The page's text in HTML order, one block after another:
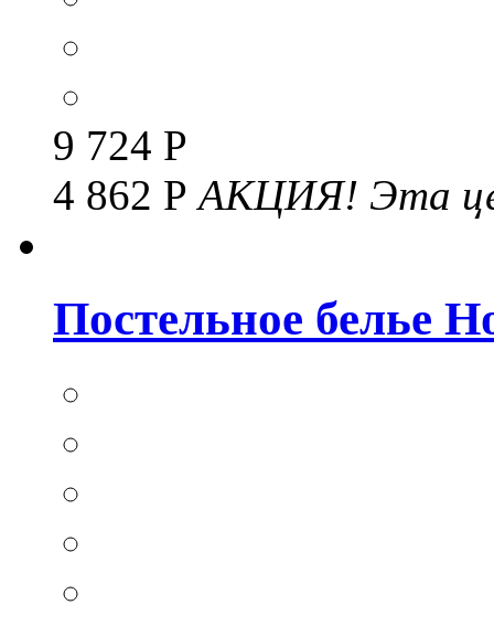
9 724 Р
4 862 РАКЦИЯ! Эта
Постельное белье